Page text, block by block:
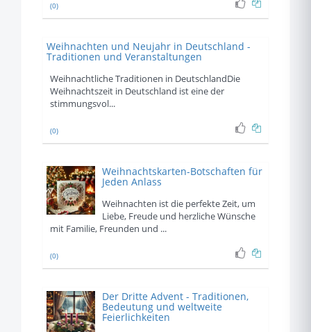
(0)
Weihnachten und Neujahr in Deutschland -
Traditionen und Veranstaltungen
Weihnachtliche Traditionen in DeutschlandDie
Weihnachtszeit in Deutschland ist eine der
stimmungsvol...
(0)
Weihnachtskarten-Botschaften für
Jeden Anlass
Weihnachten ist die perfekte Zeit, um
Liebe, Freude und herzliche Wünsche
mit Familie, Freunden und ...
(0)
Der Dritte Advent - Traditionen,
Bedeutung und weltweite
Feierlichkeiten